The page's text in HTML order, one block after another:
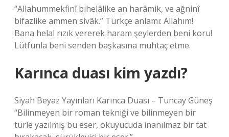
“Allahummekfinî bihelâlike an harâmik, ve ağninî
bifazlike ammen sivâk.” Türkçe anlamı: Allahım!
Bana helal rızık vererek haram şeylerden beni koru!
Lütfunla beni senden başkasına muhtaç etme.
Karınca duası kim yazdı?
Siyah Beyaz Yayınları Karınca Duası – Tuncay Güneş
“Bilinmeyen bir roman tekniği ve bilinmeyen bir
türle yazılmış bu eser, okuyucuda inanılmaz bir tat